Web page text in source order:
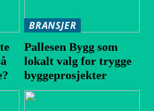
BRANSJER
Pallesen Bygg som
lokalt valg for trygge
byggeprosjekter